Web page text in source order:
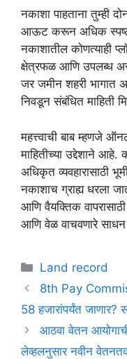
नकाशा पाहताना तुम्ही
आऊट करून अधिक
नकाशातील कोणत्याही
क्षेत्रफळ आणि उपलब्ध
जर जमीन शहरी भागात
निवडून संबंधित माहिती
महत्त्वाची बाब म्हणजे
माहितीच्या उद्देशाने
अधिकृत व्यवहारासाठी
नकाशाच ग्राह्य धरला
आणि वैयक्तिक
आणि वेळ वाचवणारे
Categories
Land record
8th Pay
58 हजारांपर्यंत जाणार?
आठवा वेतन
लेव्हलनुसार नवीन